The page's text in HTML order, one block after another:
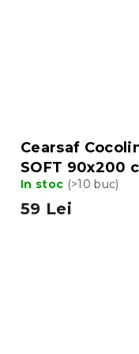
Cearsaf
SOFT 90x200
In stoc (>10 buc)
59 Lei